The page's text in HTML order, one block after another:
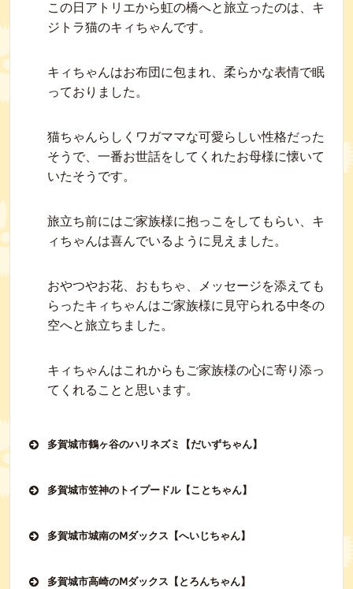
この日アトリエから虹の橋へと旅立ったのは、キ
ジトラ猫のキィちゃんです。
キィちゃんはお布団に包まれ、柔らかな表情で眠
っておりました。
猫ちゃんらしくワガママな可愛らしい性格だった
そうで、一番お世話をしてくれたお母様に懐いて
いたそうです。
旅立ち前にはご家族様に抱っこをしてもらい、キ
ィちゃんは喜んでいるように見えました。
おやつやお花、おもちゃ、メッセージを添えても
らったキィちゃんはご家族様に見守られる中冬の
空へと旅立ちました。
キィちゃんはこれからもご家族様の心に寄り添っ
てくれることと思います。
多賀城市鶴ヶ谷のハリネズミ【だいずちゃん】
多賀城市笠神のトイプードル【ことちゃん】
多賀城市城南のⅯダックス【へいじちゃん】
多賀城市高崎のⅯダックス【とろんちゃん】